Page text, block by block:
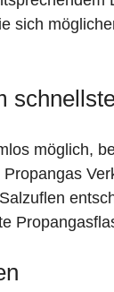
möglich,